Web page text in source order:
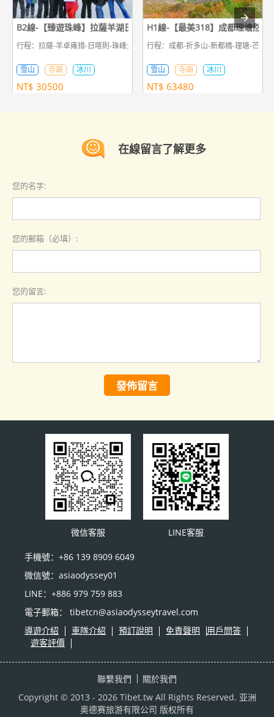
B2線-【臻遊珠峰】拉薩羊湖日喀則珠峰8日遊
行程：拉薩-羊卓雍措-日喀則-珠峰大本營-日喀則-拉薩
雪山 寺廟 冰川
NT$ 30500
H1線-【最美318】成都理塘然烏
行程：成都-折多山-新都橋-理塘-芒康-
雪山 寺廟 冰川
NT$ 63480
在線留言了解更多
您的名字:
您的郵箱（必填）:
您的留言:
發佈留言
微信客服 LINE客服
手機號：+86 139 8909 6049
微信號：asiaodyssey01
LINE：+886 979 759 883
電子郵箱： tibetcn@asiaodysseytravel.com
導遊介紹
車隊介紹 預訂說明 免責聲明
用戶問答
遊客評價
聯繫我們
關於我們
Copyright © 2013 - 2026 Tibet.tw All Rights Reserved. 亚洲
奥德赛旅游有限公司 版权所有